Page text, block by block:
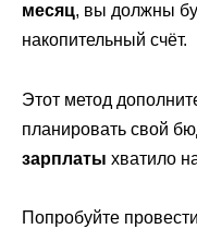
месяц, вы должны
накопительный счёт.
Этот метод
планировать свой
зарплаты хватило
Попробуйте